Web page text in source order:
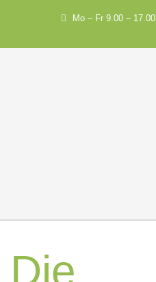
Mo – Fr 9.00 – 17.00
Die